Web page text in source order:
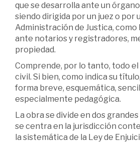
que se desarrolla ante un
siendo dirigida por un juez o por
Administración de Justica, como
ante notarios y registradores,
propiedad.
Comprende, por lo tanto, todo
civil. Si bien, como indica su
forma breve, esquemática,
especialmente pedagógica.
La obra se divide en dos
se centra en la jurisdicción
la sistemática de la Ley de